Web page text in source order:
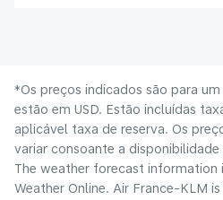
*Os preços indicados são para
estão em USD. Estão incluídas
aplicável taxa de reserva. Os
variar consoante a
The weather forecast information
Weather Online. Air France-KLM